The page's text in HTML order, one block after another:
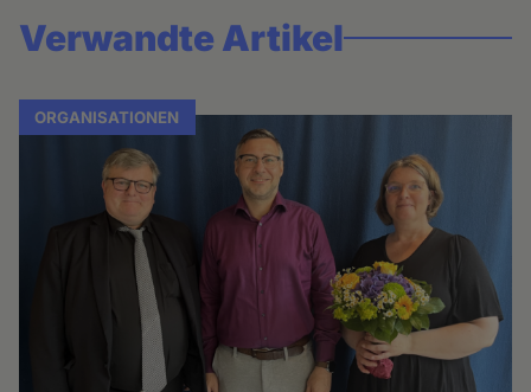
Verwandte Artikel
ORGANISATIONEN